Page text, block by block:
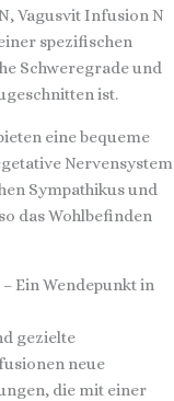
Vagusvit Infusion N
spezifischen
Schweregrade und
ist.
eine bequeme
Nervensystem
Sympathikus und
das Wohlbefinden
Ein Wendepunkt in
gezielte
neue
die mit einer